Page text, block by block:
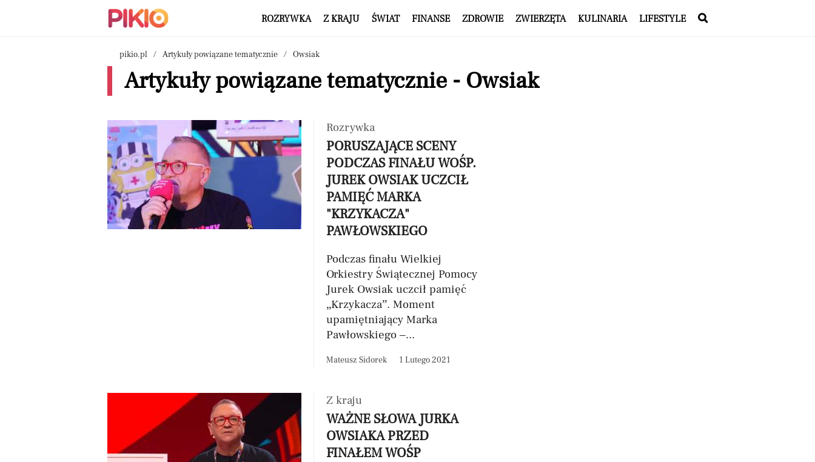
ROZRYWKA Z KRAJU ŚWIAT FINANSE ZDROWIE ZWIERZĘTA KULINARIA LIFESTYLE
pikio.pl Artykuły powiązane tematycznie Owsiak
Artykuły powiązane tematycznie - Owsiak
Rozrywka
PORUSZAJĄCE SCENY
PODCZAS FINAŁU WOŚP.
JUREK OWSIAK UCZCIŁ
PAMIĘĆ MARKA
"KRZYKACZA"
PAWŁOWSKIEGO
Podczas finału Wielkiej
Orkiestry Świątecznej Pomocy
Jurek Owsiak uczcił pamięć
„Krzykacza”. Moment
upamiętniający Marka
Pawłowskiego –...
Mateusz Sidorek 1 Lutego 2021
Z kraju
WAŻNE SŁOWA JURKA
OWSIAKA PRZED
FINAŁEM WOŚP